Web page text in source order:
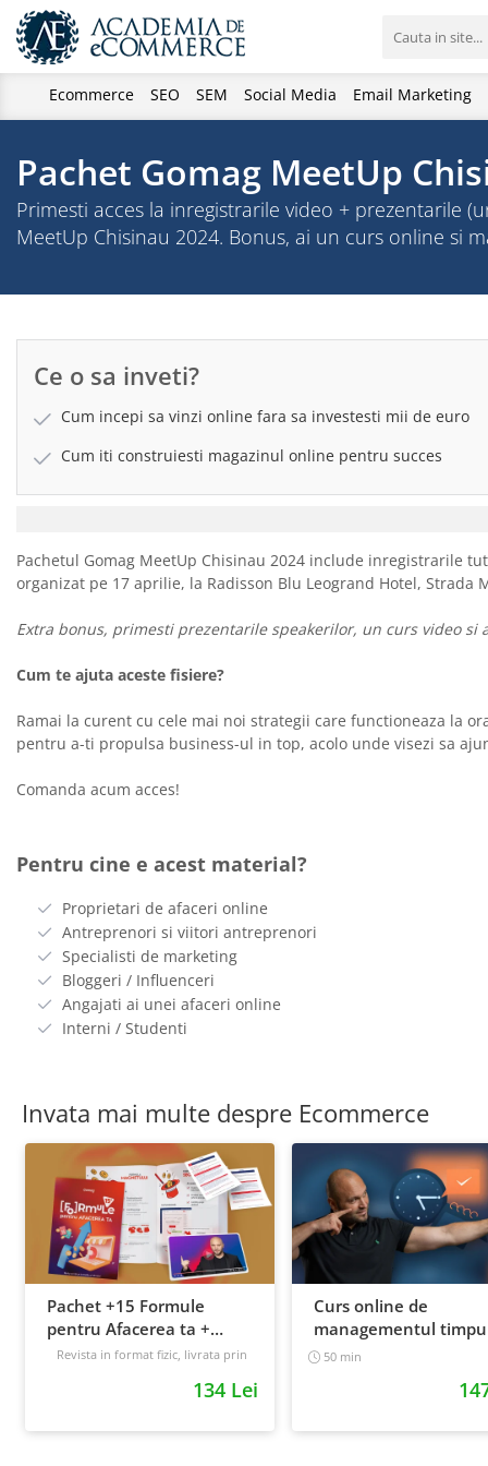
Ecommerce SEO SEM Social Media Email Marketing
Pachet Gomag MeetUp
Primesti acces la inregistrarile video + prezentarile
MeetUp Chisinau 2024. Bonus, ai un curs online si
Ce o sa inveti?
Cum incepi sa vinzi online fara sa investesti mii de euro
Cum iti construiesti magazinul online pentru succes
Pachetul Gomag MeetUp Chisinau 2024 include inregistrarile
organizat pe 17 aprilie, la Radisson Blu Leogrand Hotel, Strada
Extra bonus, primesti prezentarile speakerilor, un curs video si
Cum te ajuta aceste fisiere?
Ramai la curent cu cele mai noi strategii care functioneaza la
pentru a-ti propulsa business-ul in top, acolo unde visezi sa
Comanda acum acces!
Pentru cine e acest material?
Proprietari de afaceri online
Antreprenori si viitori antreprenori
Specialisti de marketing
Bloggeri / Influenceri
Angajati ai unei afaceri online
Interni / Studenti
Invata mai multe despre Ecommerce
Pachet +15 Formule
pentru Afacerea ta +
Prompt-uri dedicate +
Revista in format fizic, livrata prin
134 Lei
Curs online de
managementul
cum sa prioritizezi si
50 min